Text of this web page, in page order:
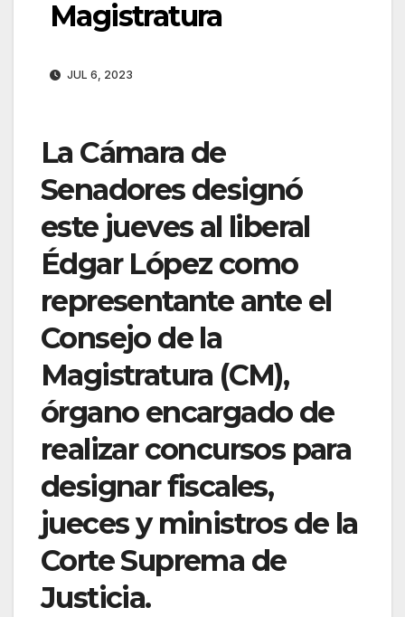
Magistratura
JUL 6, 2023
La Cámara de
Senadores designó
este jueves al liberal
Édgar López como
representante ante el
Consejo de la
Magistratura (CM),
órgano encargado de
realizar concursos para
designar fiscales,
jueces y ministros de la
Corte Suprema de
Justicia.